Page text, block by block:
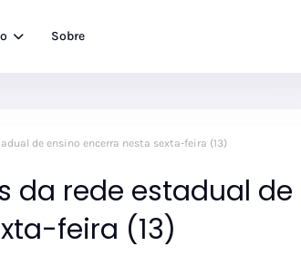
Sobre
de ensino encerra nesta sexta-feira (13)
da rede estadual de
feira (13)